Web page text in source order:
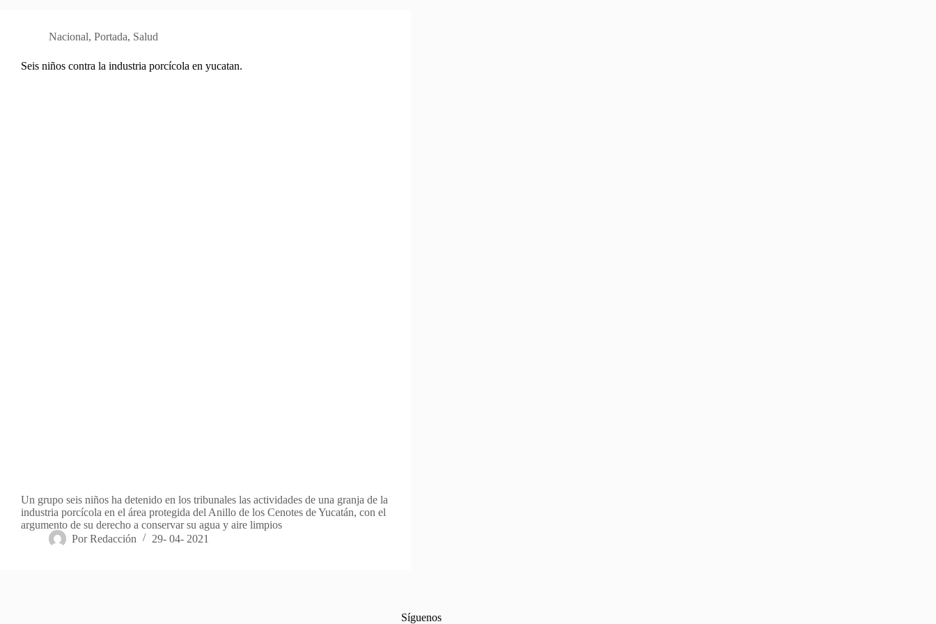
Nacional, Portada, Salud
Seis niños contra la industria porcícola en yucatan.
Un grupo seis niños ha detenido en los tribunales las actividades de una granja de la
industria porcícola en el área protegida del Anillo de los Cenotes de Yucatán, con el
argumento de su derecho a conservar su agua y aire limpios
Por Redacción 29- 04- 2021
Síguenos